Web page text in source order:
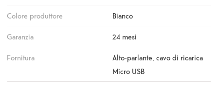
Colore produttore Bianco
Garanzia 24 mesi
Fornitura
Alto-parlante, cavo di ricarica
Micro USB